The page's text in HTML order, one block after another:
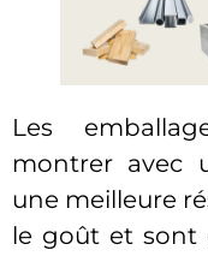
Les
montrer avec
une meilleure
le goût et sont